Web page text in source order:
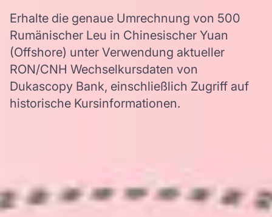
Erhalte die genaue Umrechnung von 500
Rumänischer Leu in Chinesischer Yuan
(Offshore) unter Verwendung aktueller
RON/CNH Wechselkursdaten von
Dukascopy Bank, einschließlich Zugriff auf
historische Kursinformationen.